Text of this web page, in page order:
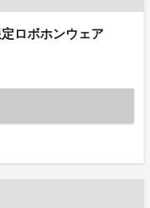
定ロボホンウェア